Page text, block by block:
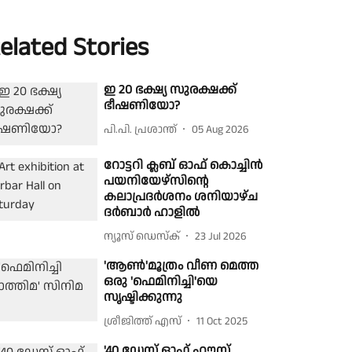
Stories
ഇ 20 ഭക്ഷ്യ സുരക്ഷക്ക്
ഭീഷണിയോ?
പി.പി. പ്രശാന്ത് 05 Aug 2026
റോട്ടറി ക്ലബ് ഓഫ് കൊച്ചിൻ
പയനിയേഴ്സിൻ്റെ
കലാപ്രദർശനം ശനിയാഴ്ച
ദർബാർ ഹാളിൽ
ന്യൂസ് ഡെസ്ക് 23 Jul 2026
'ആണ്‍'മൂത്രം വീണ മെത്ത
ഒരു 'ഫെമിനിച്ചി'യെ
സൃഷ്ടിക്കുന്നു
ശ്രീജിത്ത് എസ് 11 Oct 2025